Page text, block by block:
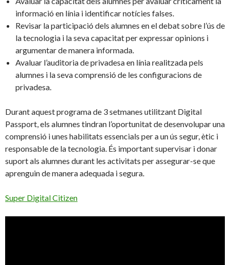
informació en línia i identificar notícies falses.
Revisar la participació dels alumnes en el debat sobre l’ús de
la tecnologia i la seva capacitat per expressar opinions i
argumentar de manera informada.
Avaluar l’auditoria de privadesa en línia realitzada pels
alumnes i la seva comprensió de les configuracions de
privadesa.
Durant aquest programa de 3 setmanes utilitzant Digital
Passport, els alumnes tindran l’oportunitat de desenvolupar una
comprensió i unes habilitats essencials per a un ús segur, ètic i
responsable de la tecnologia. És important supervisar i donar
suport als alumnes durant les activitats per assegurar-se que
aprenguin de manera adequada i segura.
Super Digital Citizen